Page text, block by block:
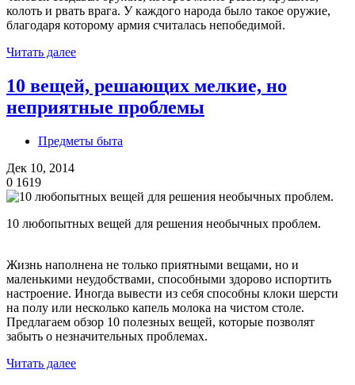
колоть и рвать врага. У каждого народа было такое оружие,
благодаря которому армия считалась непобедимой.
Читать далее
10 вещей, решающих мелкие, но
неприятные проблемы
Предметы быта
Дек 10, 2014
0 1619
10 любопытных вещей для решения необычных проблем.
Жизнь наполнена не только приятными вещами, но и
маленькими неудобствами, способными здорово испортить
настроение. Иногда вывести из себя способны клоки шерсти
на полу или несколько капель молока на чистом столе.
Предлагаем обзор 10 полезных вещей, которые позволят
забыть о незначительных проблемах.
Читать далее